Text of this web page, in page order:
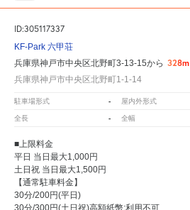
ID:305117337
KF-Park 六甲荘
兵庫県神戸市中央区北野町3-13-15から 328m
兵庫県神戸市中央区北野町1-1-14
駐車場形式 - 屋内外形式
全長 - 全幅
■上限料金
平日 当日最大1,000円
土日祝 当日最大1,500円
【通常駐車料金】
30分/200円(平日)
30分/300円(土日祝)高額紙幣:利用不可